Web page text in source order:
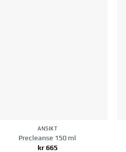
ANSIKT
Precleanse 150 ml
kr665